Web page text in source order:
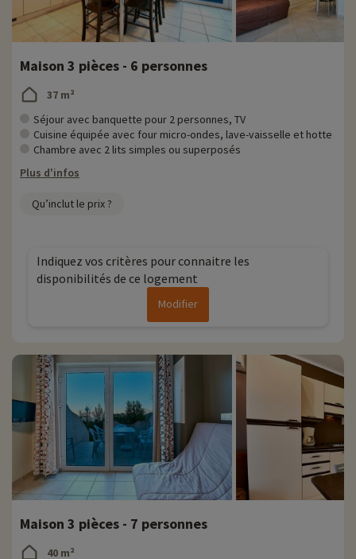
Maison 3 pièces - 6 personnes
37 m²
Séjour avec banquette pour 2 personnes, TV
Cuisine équipée avec four micro-ondes, lave-vaisselle et hotte
Chambre avec 2 lits simples ou superposés
Plus d'infos
Qu’inclut le prix ?
Indiquez vos critères pour connaitre les
disponibilités de ce logement
Modifier
Maison 3 pièces - 7 personnes
40 m²